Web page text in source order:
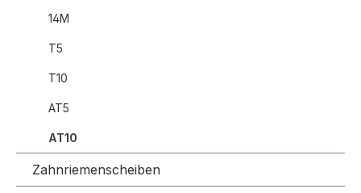
14M
T5
T10
AT5
AT10
Zahnriemenscheiben